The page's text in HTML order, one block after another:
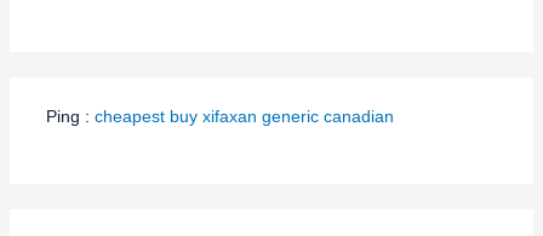
Ping : cheapest buy xifaxan generic canadian